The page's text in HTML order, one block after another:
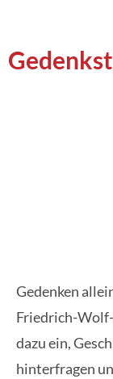
Gedenken
Friedrich-
dazu ein,
hinterfragen